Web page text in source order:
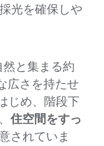
光を確保しや
と集まる約
広さを持たせ
じめ、階段下
住空間をすっ
されていま